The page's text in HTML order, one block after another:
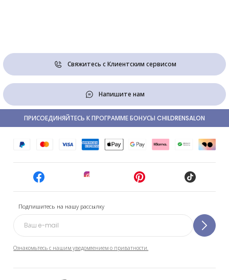
Свяжитесь с Клиентским сервисом
Напишите нам
Подпишитесь на нашу рассылку
Ознакомьтесь с нашим уведомлением о приватности.
ПРИСОЕДИНЯЙТЕСЬ К ПРОГРАММЕ БОНУСЫ CHILDRENSALON